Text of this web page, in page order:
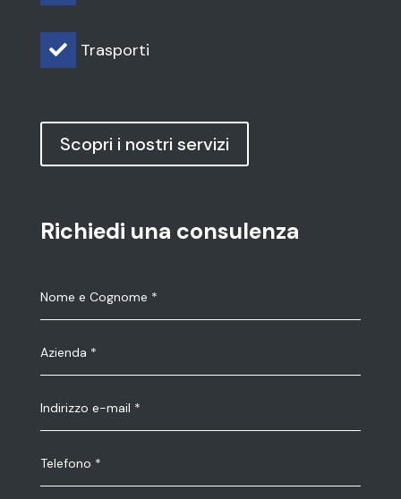
 Trasporti
Scopri i nostri servizi
Richiedi una consulenza